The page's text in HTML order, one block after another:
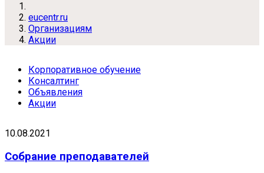
eucentr.ru
Организациям
Акции
Корпоративное обучение
Консалтинг
Объявления
Акции
10.08.2021
Собрание преподавателей